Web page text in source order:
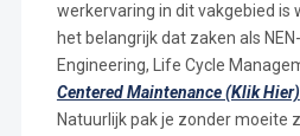
werkervaring in dit vakgebied is
het belangrijk dat zaken als
Engineering, Life Cycle
Centered Maintenance (Klik Hier)
Natuurlijk pak je zonder moeite